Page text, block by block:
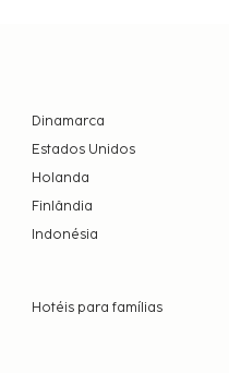
Dinamarca
Estados Unidos
Holanda
Finlândia
Indonésia
Hotéis para famílias